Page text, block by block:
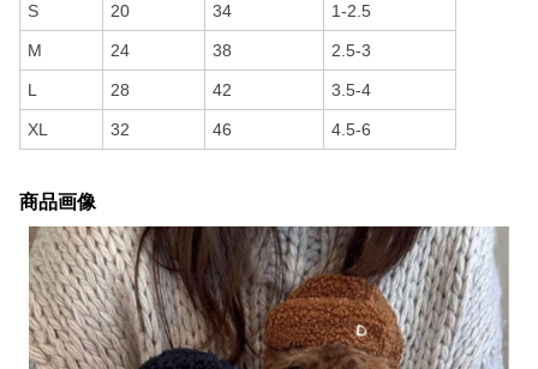
S 20 34 1-2.5
M 24 38 2.5-3
L 28 42 3.5-4
XL 32 46 4.5-6
商品画像